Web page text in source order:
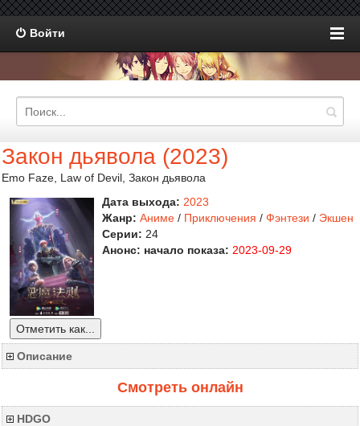
Войти
Закон дьявола (2023)
Emo Faze, Law of Devil, Закон дьявола
Дата выхода: 2023
Жанр: Аниме / Приключения / Фэнтези / Экшен
Серии: 24
Анонс: начало показа: 2023-09-29
Отметить как...
Описание
Смотреть онлайн
HDGO